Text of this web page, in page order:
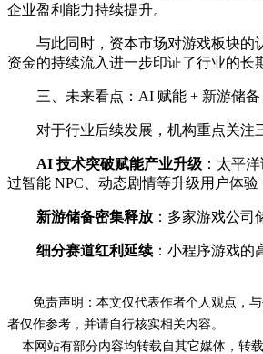
企业盈利能力持续提升。
与此同时，资本市场对游戏板块的认
资金的持续流入进一步印证了行业的长
三、未来看点：AI 赋能 + 新游储备
对于行业后续发展，机构重点关注三
AI 技术突破赋能产业升级 ：太平
过智能 NPC、动态剧情等升级用户体
新游储备密集释放 ：多家游戏公
细分赛道红利延续：小程序游戏的
免责声明：本文仅代表作者个人观点，
者仅作参考，并请自行核实相关内容。
本网站有部分内容均转载自其它媒体，转